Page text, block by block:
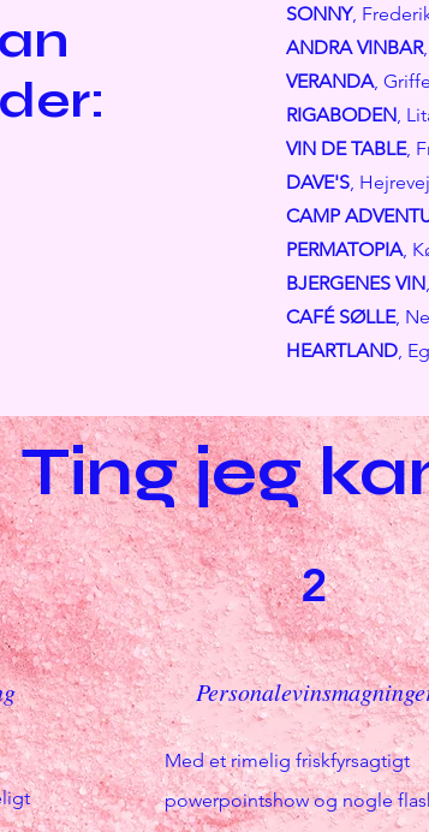
SONNY,
ANDRA VINBAR
VERANDA,
RIGABODEN,
VIN DE TABLE,
DAVE'S,
CAMP
PERMATOPIA,
BJERGENES VIN
CAFÉ SØLLE,
HEARTLAND,
Ting jeg
2
Med et rimelig friskfyrsagtigt
powerpointshow og nogle